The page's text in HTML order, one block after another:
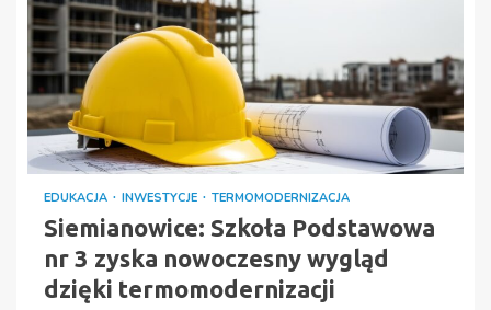
EDUKACJA INWESTYCJE TERMOMODERNIZACJA
Siemianowice: Szkoła Podstawowa
nr 3 zyska nowoczesny wygląd
dzięki termomodernizacji